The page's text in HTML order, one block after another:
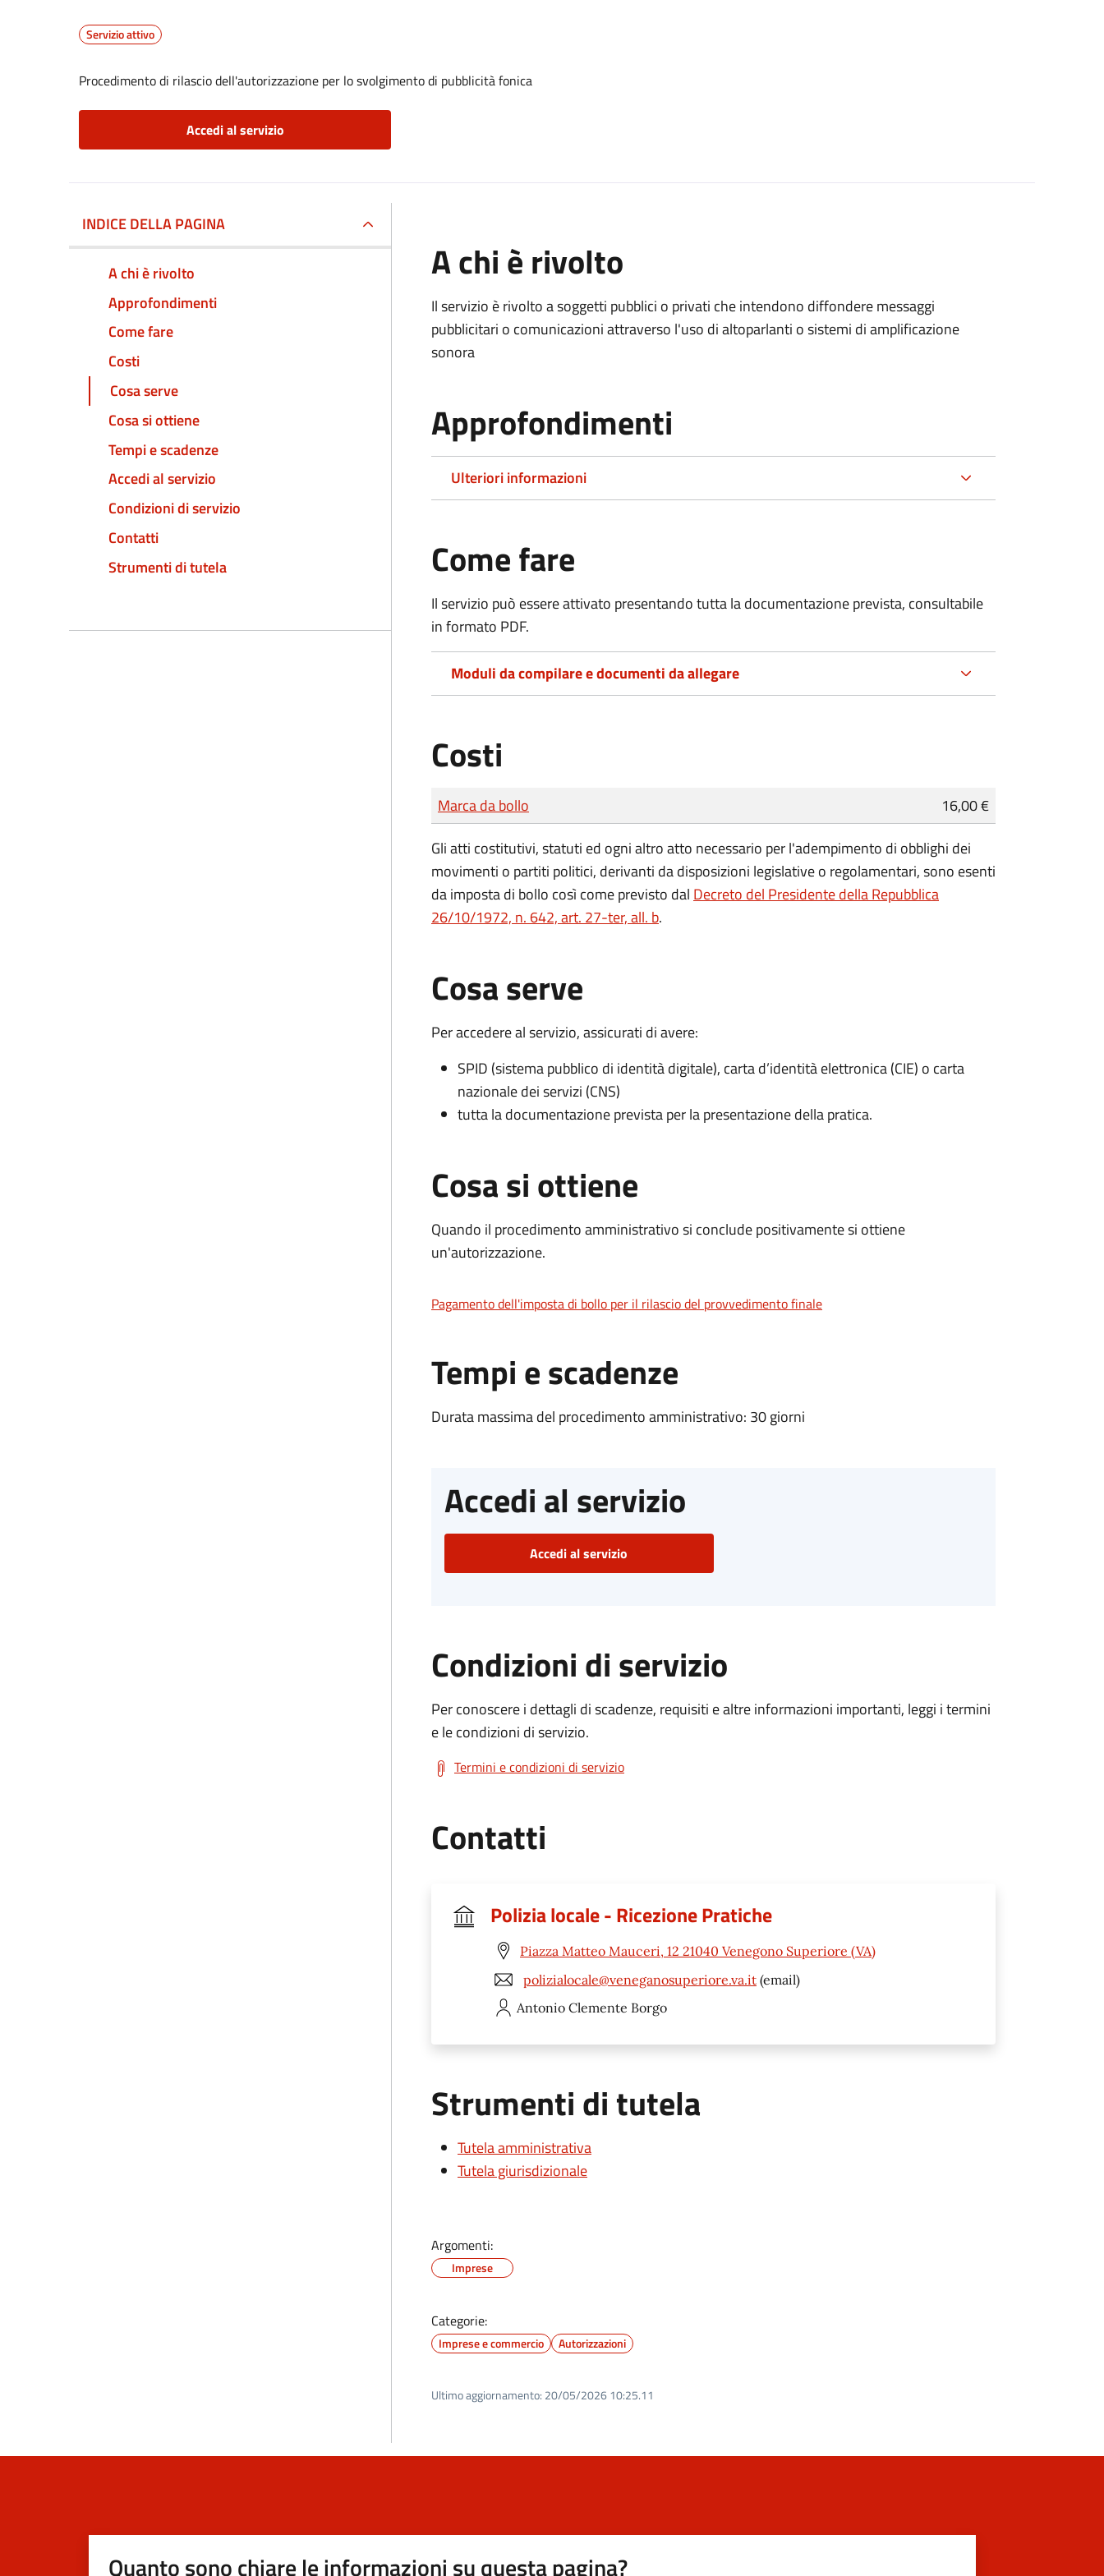
Servizio attivo
Procedimento di rilascio dell'autorizzazione per lo svolgimento di pubblicità fonica
Accedi al servizio
INDICE DELLA PAGINA
A chi è rivolto
Approfondimenti
Come fare
Costi
Cosa serve
Cosa si ottiene
Tempi e scadenze
Accedi al servizio
Condizioni di servizio
Contatti
Strumenti di tutela
A chi è rivolto
Il servizio è rivolto a soggetti pubblici o privati che intendono diffondere messaggi
pubblicitari o comunicazioni attraverso l'uso di altoparlanti o sistemi di amplificazione
sonora
Approfondimenti
Ulteriori informazioni
Come fare
Il servizio può essere attivato presentando tutta la documentazione prevista, consultabile
in formato PDF.
Moduli da compilare e documenti da allegare
Costi
Tipo di pagamento
Importo
Marca da bollo
16,00 €
Gli atti costitutivi, statuti ed ogni altro atto necessario per l'adempimento di obblighi dei
movimenti o partiti politici, derivanti da disposizioni legislative o regolamentari, sono esenti
da imposta di bollo così come previsto dal Decreto del Presidente della Repubblica
26/10/1972, n. 642, art. 27-ter, all. b.
Cosa serve
Per accedere al servizio, assicurati di avere:
SPID (sistema pubblico di identità digitale), carta d’identità elettronica (CIE) o carta
nazionale dei servizi (CNS)
tutta la documentazione prevista per la presentazione della pratica.
Cosa si ottiene
Quando il procedimento amministrativo si conclude positivamente si ottiene
un'autorizzazione.
Pagamento dell'imposta di bollo per il rilascio del provvedimento finale
Tempi e scadenze
Durata massima del procedimento amministrativo: 30 giorni
Accedi al servizio
Accedi al servizio
Condizioni di servizio
Per conoscere i dettagli di scadenze, requisiti e altre informazioni importanti, leggi i termini
e le condizioni di servizio.
Termini e condizioni di servizio
Contatti
Polizia locale - Ricezione Pratiche
Piazza Matteo Mauceri, 12 21040 Venegono Superiore (VA)
polizialocale@veneganosuperiore.va.it (email)
Antonio Clemente Borgo
Strumenti di tutela
Tutela amministrativa
Tutela giurisdizionale
Argomenti:
Imprese
Categorie:
Imprese e commercio Autorizzazioni
Ultimo aggiornamento: 20/05/2026 10:25.11
Quanto sono chiare le informazioni su questa pagina?